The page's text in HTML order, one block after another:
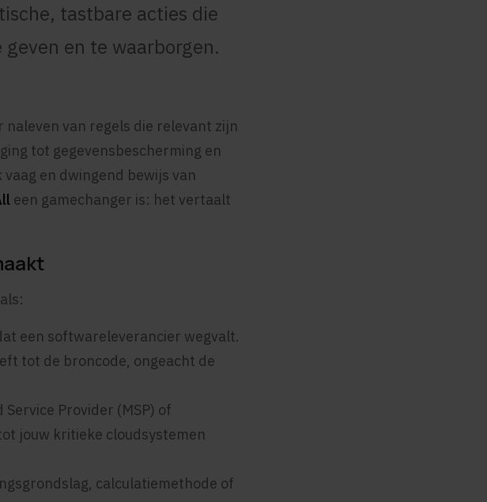
tastbare acties die
en te waarborgen.
van regels die relevant zijn
tot gegevensbescherming en
en dwingend bewijs van
een gamechanger is: het vertaalt
een softwareleverancier wegvalt.
tot de broncode, ongeacht de
Provider (MSP) of
jouw kritieke cloudsystemen
calculatiemethode of